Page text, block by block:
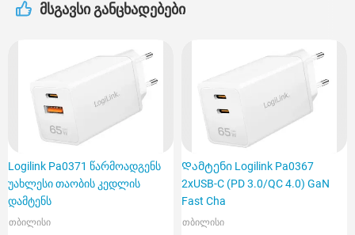
მსგავსი განცხადებები
Logilink Pa0371 წარმოადგენს
უახლესი თაობის კედლის
დამტენს
თბილისი
Დამტენი Logilink Pa0367
2xUSB-C (PD 3.0/QC 4.0) GaN
Fast Cha
თბილისი